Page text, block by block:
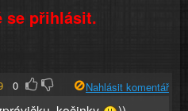
se přihlásit.
0 Nahlásit komentář